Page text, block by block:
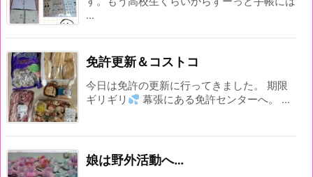
...
免許更新＆コストコ
今日は免許の更新に行ってきました。 期限
ギリギリ
幕張にある免許センターへ。 ...
娘は野外活動へ…